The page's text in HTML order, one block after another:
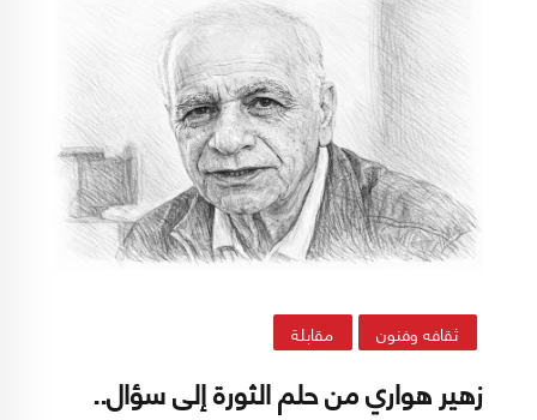
وأولوياتها.
ثقافه وفنون مقابلة
زهير هواري من حلم الثورة إلى سؤال..